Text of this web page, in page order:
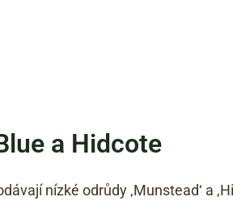
a Hidcote
nízké odrůdy ‚Munstead‘ a